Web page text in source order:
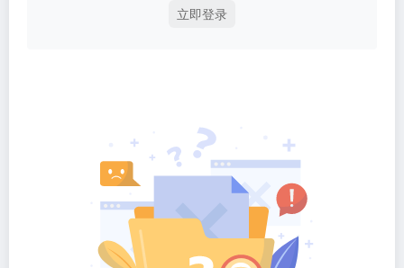
立即登录